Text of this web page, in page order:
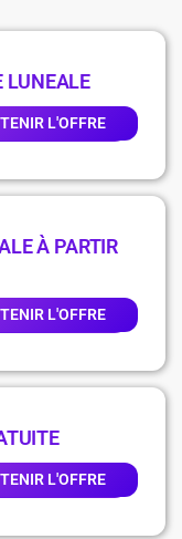
LUNEALE
L'OFFRE
À PARTIR
L'OFFRE
L'OFFRE